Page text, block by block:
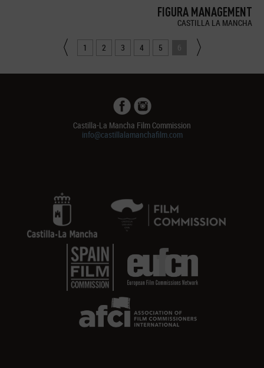
FIGURA MANAGEMENT
CASTILLA LA MANCHA
1 2 3 4 5 6
Castilla-La Mancha Film Commission
info@castillalamanchafilm.com